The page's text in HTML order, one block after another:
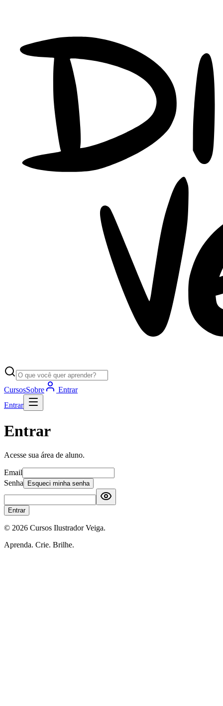
CursosSobre
Entrar
Entrar
Entrar
Acesse sua área de aluno.
Email
Senha
Esqueci minha senha
Entrar
© 2026 Cursos Ilustrador Veiga.
Aprenda. Crie. Brilhe.